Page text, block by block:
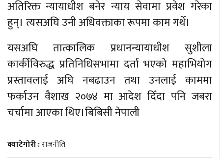
अतिरिक्त न्यायाधीश बनेर न्याय सेवामा प्रवेश गरेका
हुन्। त्यसअघि उनी अधिवक्ताका रूपमा काम गर्थे।
यसअघि तात्कालिक प्रधानन्यायाधीश सुशीला
कार्कीविरुद्ध प्रतिनिधिसभामा दर्ता भएको महाभियोग
प्रस्तावलाई अघि नबढाउन तथा उनलाई काममा
फर्काउन वैशाख २०७४ मा आदेश दिँदा पनि जबरा
चर्चामा आएका थिए।बिबिसी नेपाली
क्याटेगोरी :राजनीति